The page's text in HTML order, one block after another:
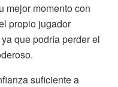
mejor momento con
propio jugador
que podría perder el
suficiente a